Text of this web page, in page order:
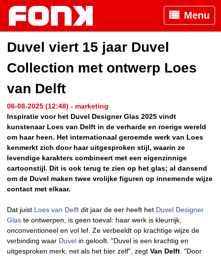
Menu
Duvel viert 15 jaar Duvel
Collection met ontwerp Loes
van Delft
06-08-2025 (12:48) - marketing
Inspiratie voor het Duvel Designer Glas 2025 vindt
kunstenaar Loes van Delft in de verharde en roerige wereld
om haar heen. Het internationaal geroemde werk van Loes
kenmerkt zich door haar uitgesproken stijl, waarin ze
levendige karakters combineert met een eigenzinnige
cartoonstijl. Dit is ook terug te zien op het glas; al dansend
om de Duvel maken twee vrolijke figuren op innemende wijze
contact met elkaar.
Dat juist Loes van Delft dit jaar de eer heeft het Duvel Designer
Glas te ontwerpen, is geen toeval: haar werk is kleurrijk,
onconventioneel en vol lef. Ze verbeeldt op krachtige wijze de
verbinding waar Duvel in gelooft. "Duvel is een krachtig en
uitgesproken merk, net als het bier zelf", zegt Van Delft . "Door